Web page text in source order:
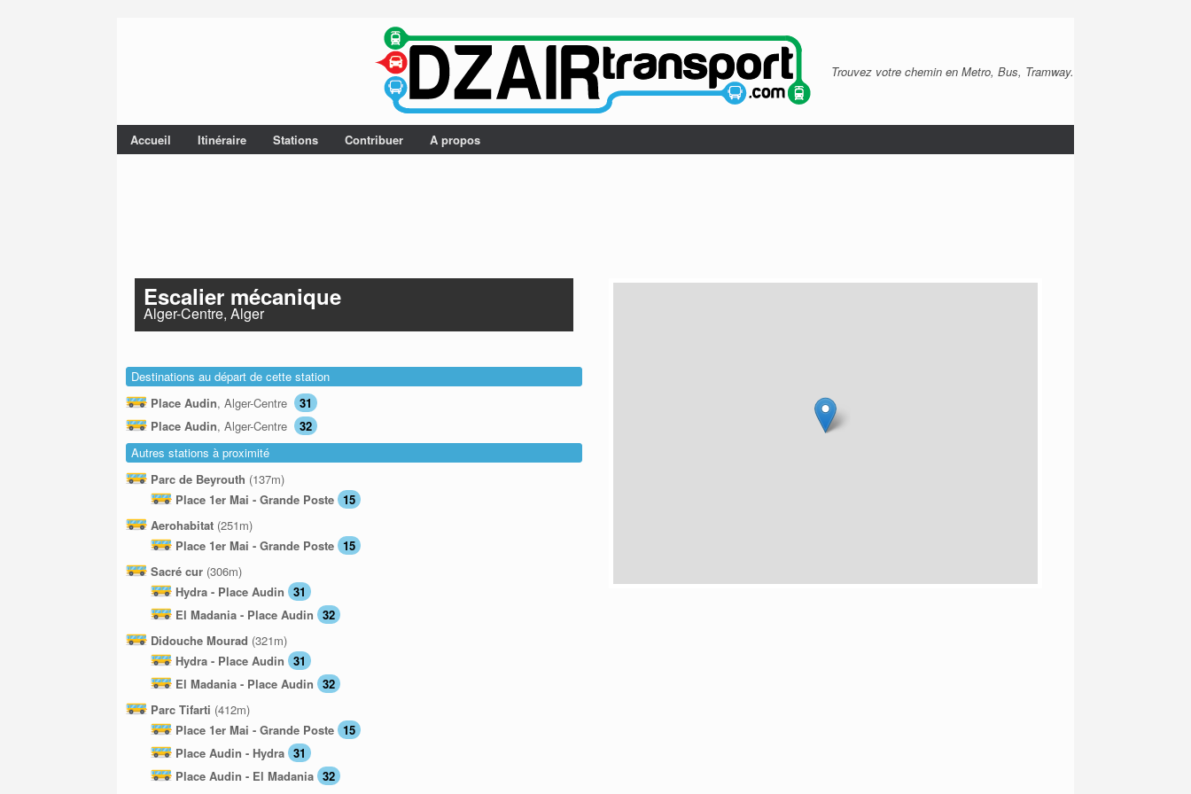
Trouvez votre chemin en Metro, Bus, Tramway.
Accueil Itinéraire Stations Contribuer A propos
Escalier mécanique
Alger-Centre, Alger
Destinations au départ de cette station
Place Audin, Alger-Centre
31
Place Audin, Alger-Centre
32
Autres stations à proximité
Parc de Beyrouth (137m)
Place 1er Mai - Grande Poste 15
Aerohabitat (251m)
Place 1er Mai - Grande Poste 15
Sacré cur (306m)
Hydra - Place Audin 31
El Madania - Place Audin 32
Didouche Mourad (321m)
Hydra - Place Audin 31
El Madania - Place Audin 32
Parc Tifarti (412m)
Place 1er Mai - Grande Poste 15
Place Audin - Hydra 31
Place Audin - El Madania 32